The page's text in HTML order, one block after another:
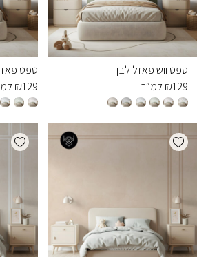
טפט ווש פאזל לבן
₪129 למ״ר
טפט
₪129
Add wishlist